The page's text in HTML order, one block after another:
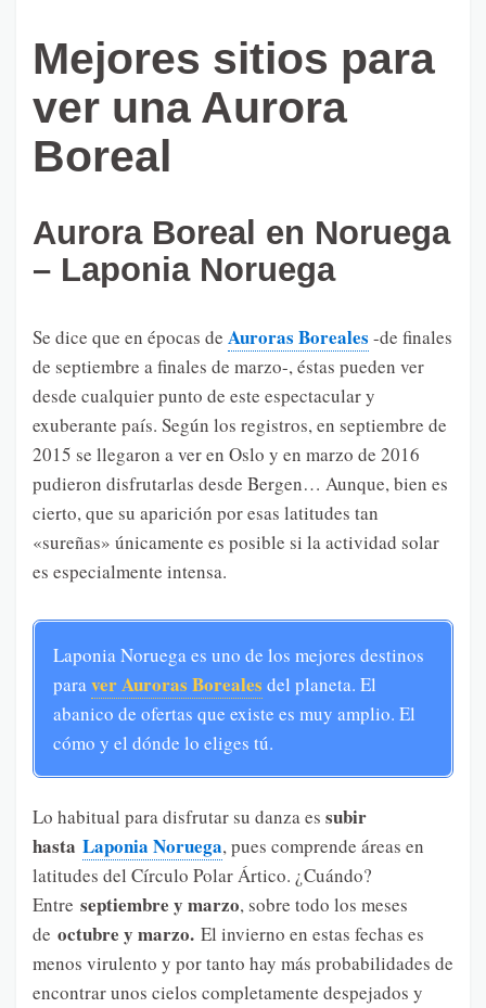
Mejores sitios para
ver una Aurora
Boreal
Aurora Boreal en Noruega
– Laponia Noruega
Se dice que en épocas de Auroras Boreales -de finales
de septiembre a finales de marzo-, éstas pueden ver
desde cualquier punto de este espectacular y
exuberante país. Según los registros, en septiembre de
2015 se llegaron a ver en Oslo y en marzo de 2016
pudieron disfrutarlas desde Bergen… Aunque, bien es
cierto, que su aparición por esas latitudes tan
«sureñas» únicamente es posible si la actividad solar
es especialmente intensa.
Laponia Noruega es uno de los mejores destinos
paraver Auroras Boreales del planeta. El
abanico de ofertas que existe es muy amplio. El
cómo y el dónde lo eliges tú.
Lo habitual para disfrutar su danza es subir
hasta Laponia Noruega, pues comprende áreas en
latitudes del Círculo Polar Ártico. ¿Cuándo?
Entre septiembre y marzo, sobre todo los meses
de octubre y marzo. El invierno en estas fechas es
menos virulento y por tanto hay más probabilidades de
encontrar unos cielos completamente despejados y